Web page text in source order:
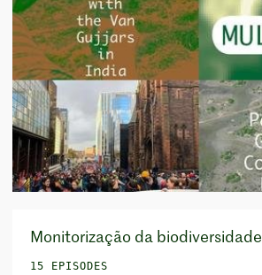
Monitorização da biodiversidade
15 EPISODES